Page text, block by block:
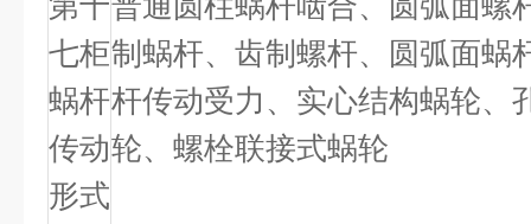
七柜
蜗杆
传动
形式
制蜗杆、齿制螺杆、圆弧面蜗
杆传动受力、实心结构蜗轮、
轮、螺栓联接式蜗轮